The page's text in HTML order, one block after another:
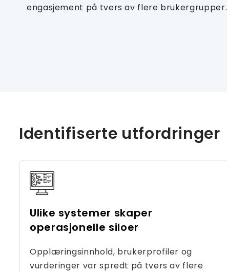
engasjement på tvers av flere brukergrupper.
Identifiserte utfordringer
Ulike systemer skaper
operasjonelle siloer
Opplæringsinnhold, brukerprofiler og
vurderinger var spredt på tvers av flere